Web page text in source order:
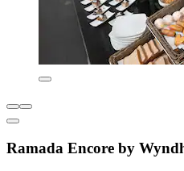
Ramada Encore by